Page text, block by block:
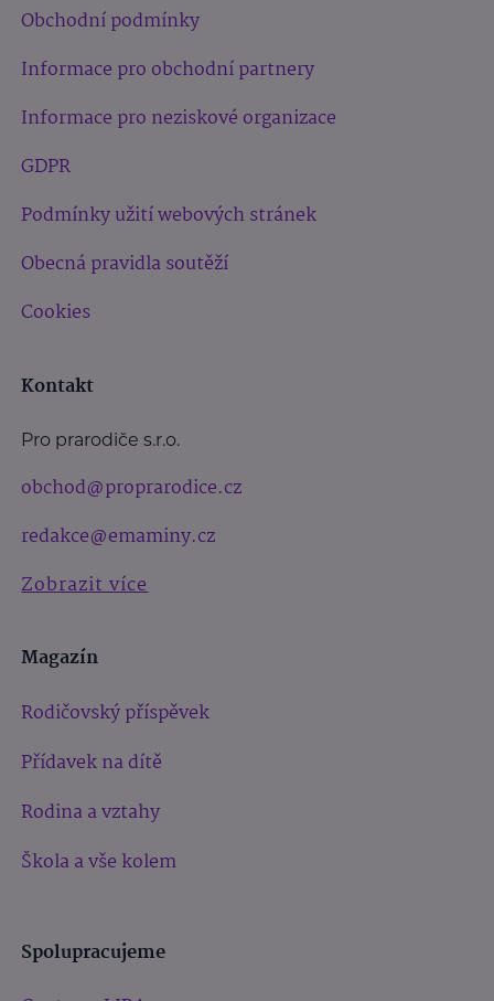
Obchodní podmínky
Informace pro obchodní partnery
Informace pro neziskové organizace
GDPR
Podmínky užití webových stránek
Obecná pravidla soutěží
Cookies
Kontakt
Pro prarodiče s.r.o.
obchod@proprarodice.cz
redakce@emaminy.cz
Zobrazit více
Magazín
Rodičovský příspěvek
Přídavek na dítě
Rodina a vztahy
Škola a vše kolem
Spolupracujeme